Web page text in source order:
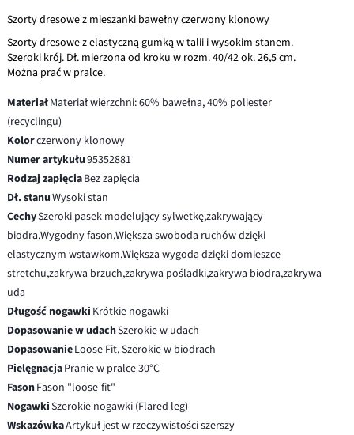
Szorty dresowe z mieszanki bawełny czerwony klonowy
Szorty dresowe z elastyczną gumką w talii i wysokim stanem.
Szeroki krój. Dł. mierzona od kroku w rozm. 40/42 ok. 26,5 cm.
Można prać w pralce.
MateriałMateriał wierzchni: 60% bawełna, 40% poliester
(recyclingu)
Kolorczerwony klonowy
Numer artykułu95352881
Rodzaj zapięciaBez zapięcia
Dł. stanuWysoki stan
CechySzeroki pasek modelujący sylwetkę,zakrywający
biodra,Wygodny fason,Większa swoboda ruchów dzięki
elastycznym wstawkom,Większa wygoda dzięki domieszce
stretchu,zakrywa brzuch,zakrywa pośladki,zakrywa biodra,zakrywa
uda
Długość nogawki Krótkie nogawki
Dopasowanie w udachSzerokie w udach
DopasowanieLoose Fit, Szerokie w biodrach
PielęgnacjaPranie w pralce 30°C
FasonFason "loose-fit"
NogawkiSzerokie nogawki (Flared leg)
WskazówkaArtykuł jest w rzeczywistości szerszy